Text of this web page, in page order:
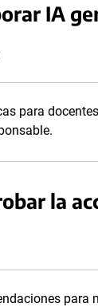
IA
para
la
para